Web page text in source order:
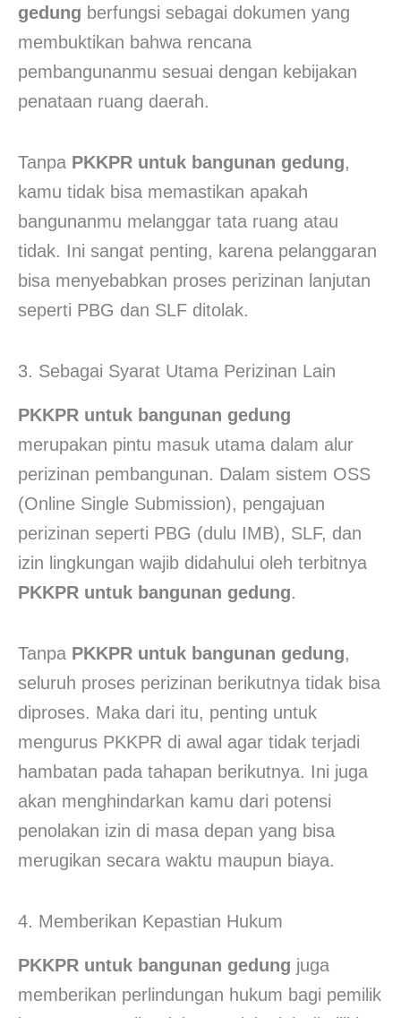
gedung berfungsi sebagai dokumen yang
membuktikan bahwa rencana
pembangunanmu sesuai dengan kebijakan
penataan ruang daerah.
Tanpa PKKPR untuk bangunan gedung,
kamu tidak bisa memastikan apakah
bangunanmu melanggar tata ruang atau
tidak. Ini sangat penting, karena pelanggaran
bisa menyebabkan proses perizinan lanjutan
seperti PBG dan SLF ditolak.
3. Sebagai Syarat Utama Perizinan Lain
PKKPR untuk bangunan gedung
merupakan pintu masuk utama dalam alur
perizinan pembangunan. Dalam sistem OSS
(Online Single Submission), pengajuan
perizinan seperti PBG (dulu IMB), SLF, dan
izin lingkungan wajib didahului oleh terbitnya
PKKPR untuk bangunan gedung.
Tanpa PKKPR untuk bangunan gedung,
seluruh proses perizinan berikutnya tidak bisa
diproses. Maka dari itu, penting untuk
mengurus PKKPR di awal agar tidak terjadi
hambatan pada tahapan berikutnya. Ini juga
akan menghindarkan kamu dari potensi
penolakan izin di masa depan yang bisa
merugikan secara waktu maupun biaya.
4. Memberikan Kepastian Hukum
PKKPR untuk bangunan gedung juga
memberikan perlindungan hukum bagi pemilik